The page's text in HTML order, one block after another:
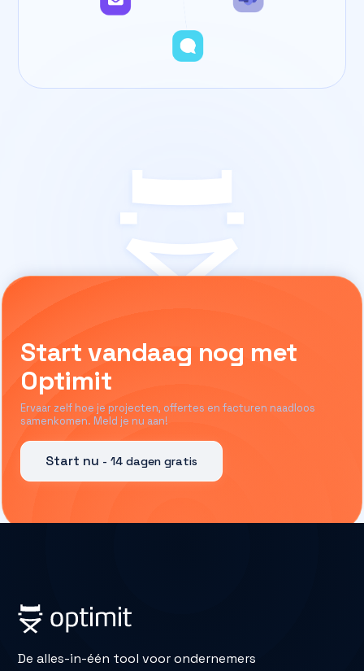
Start vandaag nog met
Optimit
Ervaar zelf hoe je projecten, offertes en facturen naadloos
samenkomen. Meld je nu aan!
Start nu - 14 dagen gratis
De alles-in-één tool voor ondernemers